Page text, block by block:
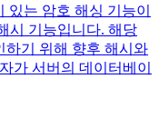
있는 암호 해싱 기능이
시 기능입니다. 해당
하기 위해 향후 해시와
가 서버의 데이터베이